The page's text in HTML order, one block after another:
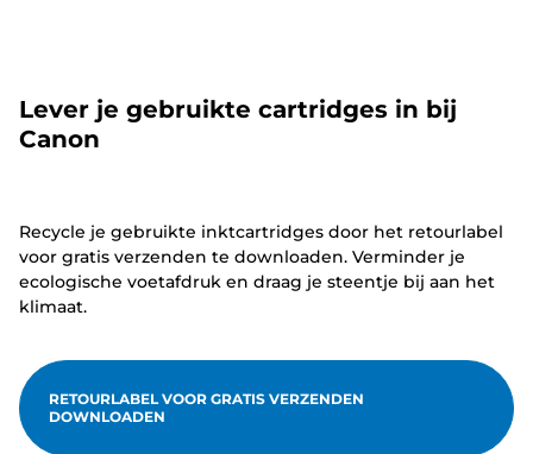
Lever je gebruikte cartridges in bij
Canon
Recycle je gebruikte inktcartridges door het retourlabel
voor gratis verzenden te downloaden. Verminder je
ecologische voetafdruk en draag je steentje bij aan het
klimaat.
RETOURLABEL VOOR GRATIS VERZENDEN
DOWNLOADEN